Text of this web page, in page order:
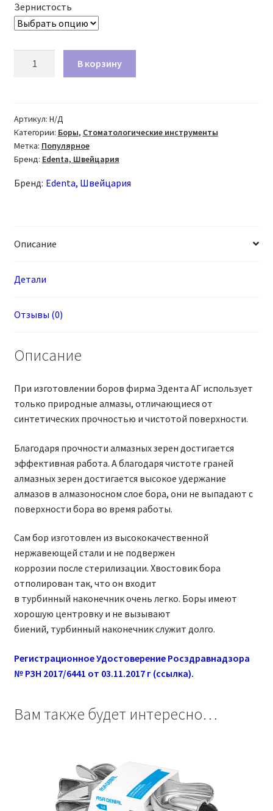
Зернистость
837
FG
цилиндр
В корзину
Артикул: Н/Д
Категории: Боры, Стоматологические инструменты
Метка: Популярное
Бренд: Edenta, Швейцария
Бренд: Edenta, Швейцария
Описание
Детали
Отзывы (0)
Описание
При изготовлении боров фирма Эдента АГ использует
только природные алмазы, отличающиеся от
синтетических прочностью и чистотой поверхности.
Благодаря прочности алмазных зерен достигается
эффективная работа. А благодаря чистоте граней
алмазных зерен достигается высокое удержание
алмазов в алмазоносном слое бора, они не выпадают с
поверхности бора во время работы.
Сам бор изготовлен из высококачественной
нержавеющей стали и не подвержен
коррозии после стерилизации. Хвостовик бора
отполирован так, что он входит
в турбинный наконечник очень легко. Боры имеют
хорошую центровку и не вызывают
биений, турбинный наконечник служит долго.
Регистрационное Удостоверение Росздравнадзора
№ РЗН 2017/6441 от 03.11.2017 г (ссылка).
Вам также будет интересно…